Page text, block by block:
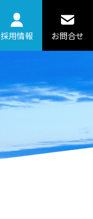
採用情報 お問合せ